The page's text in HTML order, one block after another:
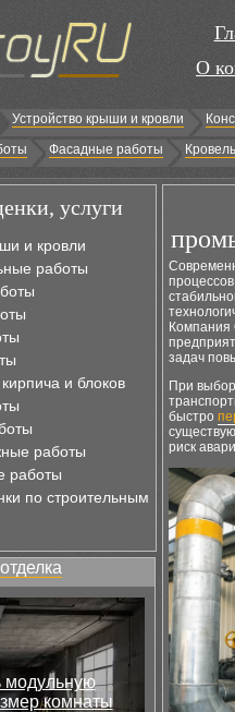
О
Устройство крыши и кровли
Фасадные работы
услуги
и кровли
работы
и блоков
работы
работы
по строительным
модульную
комнаты
Компания
задач
При
быстро
риск